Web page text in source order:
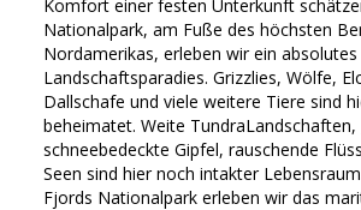
Komfort einer festen Unterkunft
Nationalpark, am Fuße des höchsten
Nordamerikas, erleben wir ein
Landschaftsparadies. Grizzlies, Wölfe,
Dallschafe und viele weitere Tiere sind
beheimatet. Weite TundraLandschaften,
schneebedeckte Gipfel, rauschende
Seen sind hier noch intakter
Fjords Nationalpark erleben wir das